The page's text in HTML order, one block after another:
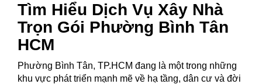
Tìm Hiểu Dịch Vụ Xây Nhà
Trọn Gói Phường Bình Tân
HCM
Phường Bình Tân, TP.HCM đang là một trong những
khu vực phát triển mạnh mẽ về hạ tầng, dân cư và đời